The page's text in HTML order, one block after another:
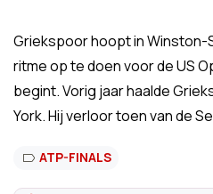
Griekspoor hoopt in Winston-
ritme op te doen voor de US
begint. Vorig jaar haalde
York. Hij verloor toen van de
ATP-FINALS